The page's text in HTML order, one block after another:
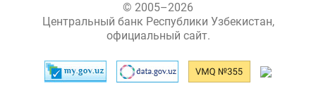
© 2005–2026
Центральный банк Республики Узбекистан,
официальный сайт.